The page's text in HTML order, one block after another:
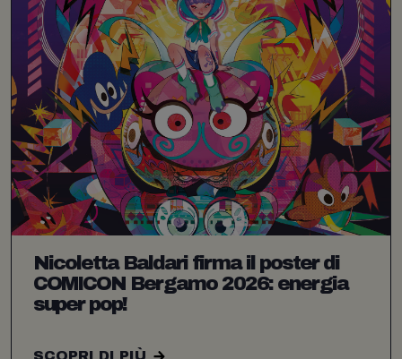
Nicoletta Baldari firma il poster di
COMICON Bergamo 2026: energia
super pop!
SCOPRI DI PIÙ